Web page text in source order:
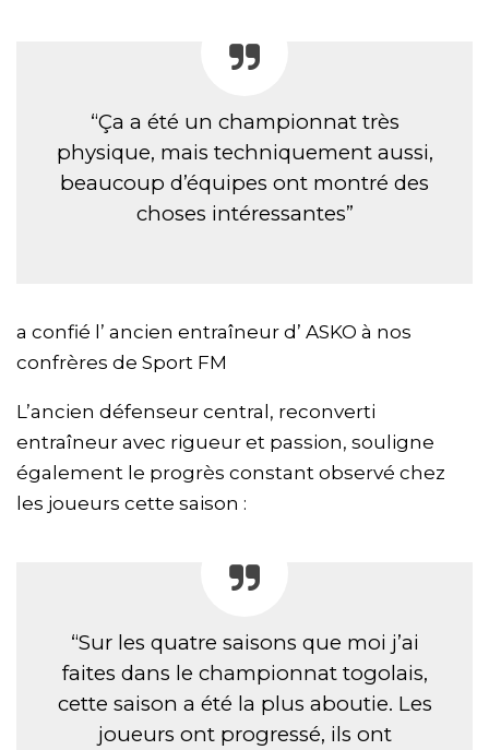
“Ça a été un championnat très
physique, mais techniquement aussi,
beaucoup d’équipes ont montré des
choses intéressantes”
a confié l’ ancien entraîneur d’ ASKO à nos
confrères de Sport FM
L’ancien défenseur central, reconverti
entraîneur avec rigueur et passion, souligne
également le progrès constant observé chez
les joueurs cette saison :
“Sur les quatre saisons que moi j’ai
faites dans le championnat togolais,
cette saison a été la plus aboutie. Les
joueurs ont progressé, ils ont